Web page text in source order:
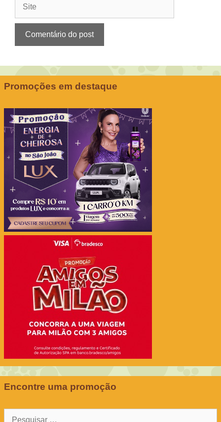
Promoções em destaque
Encontre uma promoção
Pesquisar